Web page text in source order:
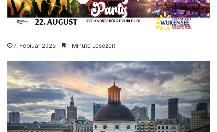
7. Februar 2025 1 Minute Lesezeit